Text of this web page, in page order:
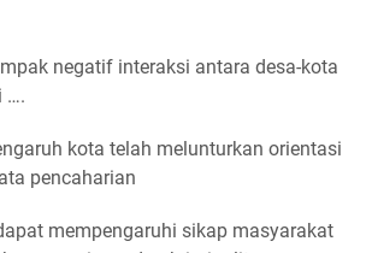
negatif interaksi antara desa-kota
….
kota telah melunturkan orientasi
pencaharian
mempengaruhi sikap masyarakat